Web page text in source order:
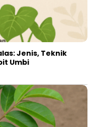
Jenis, Teknik
Umbi